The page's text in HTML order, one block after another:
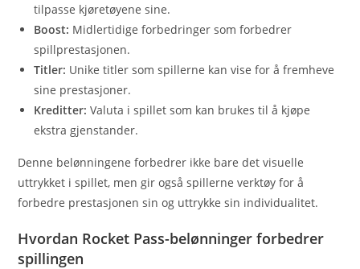
tilpasse kjøretøyene sine.
Boost: Midlertidige forbedringer som forbedrer
spillprestasjonen.
Titler: Unike titler som spillerne kan vise for å fremheve
sine prestasjoner.
Kreditter: Valuta i spillet som kan brukes til å kjøpe
ekstra gjenstander.
Denne belønningene forbedrer ikke bare det visuelle
uttrykket i spillet, men gir også spillerne verktøy for å
forbedre prestasjonen sin og uttrykke sin individualitet.
Hvordan Rocket Pass-belønninger forbedrer
spillingen